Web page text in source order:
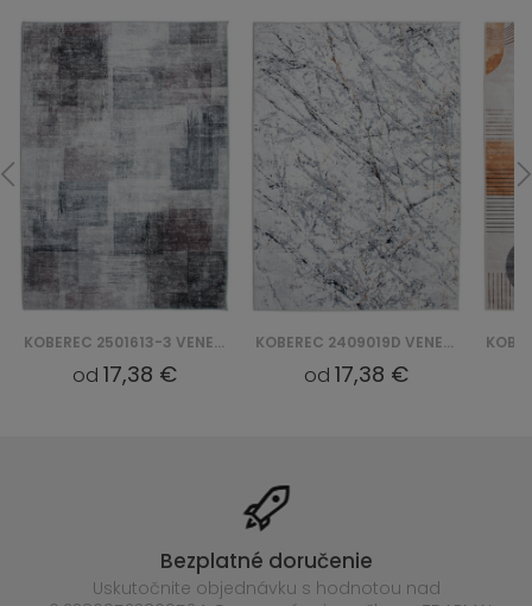
KOBEREC 2501613-3 VENEZIA PRINT
od 17,38 €
KOBEREC 2409019D VENEZIA PRINT
od 17,38 €
Bezplatné doručenie
Uskutočnite objednávku s hodnotou nad